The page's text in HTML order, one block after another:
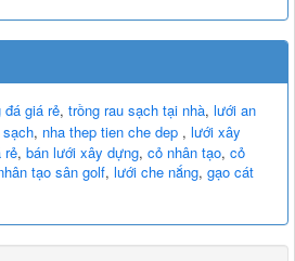
đá giá rẻ, trồng rau sạch tại nhà, lưới an
sạch, nha thep tien che dep , lưới xây
rẻ, bán lưới xây dựng, cỏ nhân tạo, cỏ
tạo sân golf, lưới che nắng, gạo cát